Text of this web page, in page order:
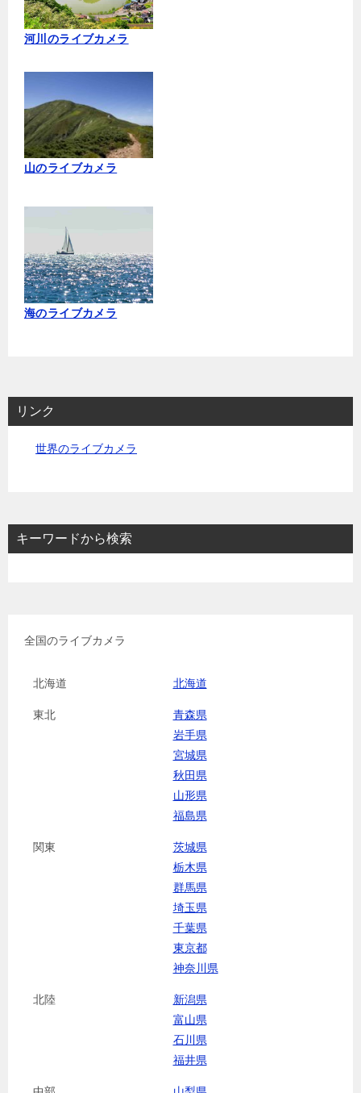
河川のライブカメラ
山のライブカメラ
海のライブカメラ
リンク
世界のライブカメラ
キーワードから検索
全国のライブカメラ
北海道 北海道
東北
青森県
岩手県
宮城県
秋田県
山形県
福島県
関東
茨城県
栃木県
群馬県
埼玉県
千葉県
東京都
神奈川県
北陸
新潟県
富山県
石川県
福井県